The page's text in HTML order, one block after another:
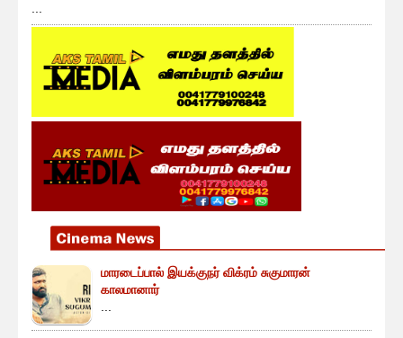
...
மாரடைப்பால் இயக்குநர் விக்ரம் சுகுமாரன்
காலமானார்
...